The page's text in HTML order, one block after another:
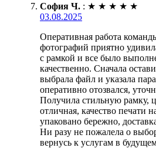
София Ч. : ★ ★ ★ ★ ★
03.08.2025
Оперативная работа
фотографий приятно
с рамкой и все было
качественно. Сначала
выбрала файл и указала
оперативно отозвался,
Получила стильную рамку,
отличная, качество печати
упаковано бережно,
Ни разу не пожалела о
вернусь к услугам в